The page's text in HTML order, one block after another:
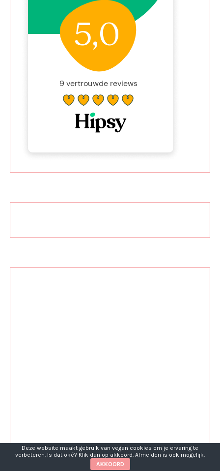
Deze website maakt gebruik van vegan cookies om je ervaring te
verbeteren. Is dat oké? Klik dan op akkoord. Afmelden is ook mogelijk.
AKKOORD